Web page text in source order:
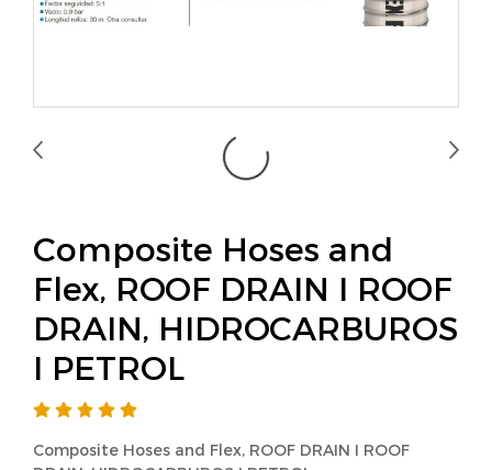
Composite Hoses and
Flex, ROOF DRAIN I ROOF
DRAIN, HIDROCARBUROS
I PETROL
Composite Hoses and Flex, ROOF DRAIN I ROOF